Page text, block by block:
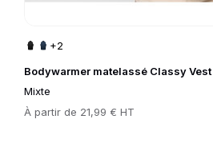
Bodywarmer matelassé Classy Vest
Mixte
Prix
À partir de 21,99 € HT
+2